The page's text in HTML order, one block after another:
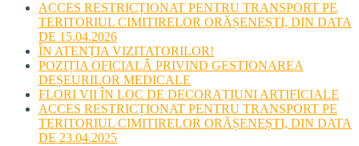
ACCES RESTRICȚIONAT PENTRU TRANSPORT PE
TERITORIUL CIMITIRELOR ORĂȘENEȘTI, DIN DATA
DE 15.04.2026
ÎN ATENȚIA VIZITATORILOR!
POZIȚIA OFICIALĂ PRIVIND GESTIONAREA
DEȘEURILOR MEDICALE
FLORI VII ÎN LOC DE DECORAȚIUNI ARTIFICIALE
ACCES RESTRICȚIONAT PENTRU TRANSPORT PE
TERITORIUL CIMITIRELOR ORĂȘENEȘTI, DIN DATA
DE 23.04.2025